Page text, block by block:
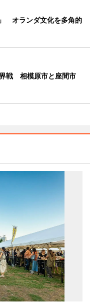
オランダ文化を多角的
戦 相模原市と座間市